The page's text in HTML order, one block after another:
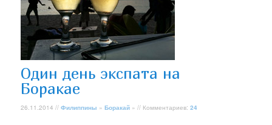
Один день экспата на
Боракае
26.11.2014 //Филиппины »Боракай » // Комментариев:24